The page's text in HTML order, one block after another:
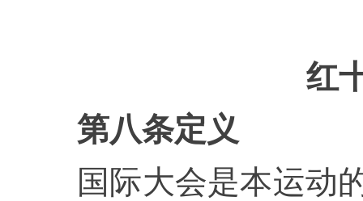
红
第八条定义
国际大会是本运动